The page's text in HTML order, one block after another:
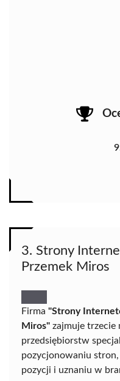
3. Strony
Przemek Miros
Firma "Strony
Miros" zajmuje trzecie
przedsiębiorstw
pozycjonowaniu
pozycji i uznaniu w